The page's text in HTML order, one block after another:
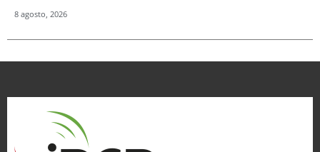
8 agosto, 2026